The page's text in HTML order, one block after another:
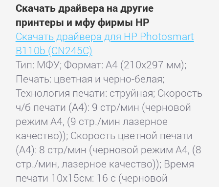
Скачать драйвера на другие
принтеры и мфу фирмы HP
Скачать драйвера для HP Photosmart
B110b (CN245C)
Тип: МФУ; Формат: A4 (210x297 мм);
Печать: цветная и черно-белая;
Технология печати: струйная; Скорость
ч/б печати (А4): 9 стр/мин (черновой
режим А4, (9 стр./мин лазерное
качество)); Скорость цветной печати
(А4): 8 стр/мин (черновой режим А4, (8
стр./мин, лазерное качество)); Время
печати 10x15см: 16 с (черновой